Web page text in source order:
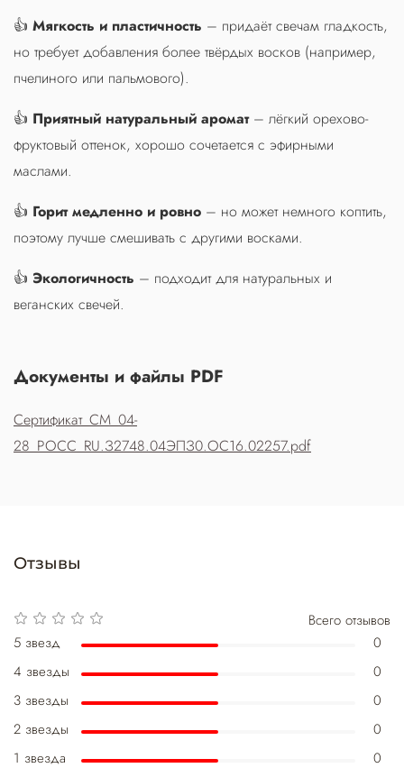
👍 Мягкость и пластичность – придаёт свечам гладкость,
но требует добавления более твёрдых восков (например,
пчелиного или пальмового).
👍 Приятный натуральный аромат– лёгкий орехово-
фруктовый оттенок, хорошо сочетается с эфирными
маслами.
👍 Горит медленно и ровно – но может немного коптить,
поэтому лучше смешивать с другими восками.
👍 Экологичность – подходит для натуральных и
веганских свечей.
Документы и файлы PDF
Сертификат_СМ_04-
28_РОСС_RU.З2748.04ЭПЗ0.ОС16.02257.pdf
Отзывы
Всего отзывов
5 звезд
0
4 звезды
0
3 звезды
0
2 звезды
0
1 звезда
0